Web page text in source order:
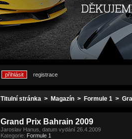
registrace
Titulní stránka > Magazín > Formule 1 >
Grand Prix Bahrain 2009
Jaroslav Hanus, datum vydání 26.4.2009
Kategorie: Formule 1